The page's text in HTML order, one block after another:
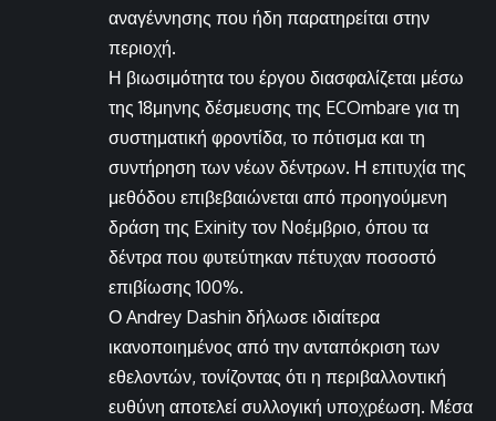
αναγέννησης που ήδη παρατηρείται στην
περιοχή.
Η βιωσιμότητα του έργου διασφαλίζεται μέσω
της 18μηνης δέσμευσης της ECOmbare για τη
συστηματική φροντίδα, το πότισμα και τη
συντήρηση των νέων δέντρων. Η επιτυχία της
μεθόδου επιβεβαιώνεται από προηγούμενη
δράση της Exinity τον Νοέμβριο, όπου τα
δέντρα που φυτεύτηκαν πέτυχαν ποσοστό
επιβίωσης 100%.
Ο Andrey Dashin δήλωσε ιδιαίτερα
ικανοποιημένος από την ανταπόκριση των
εθελοντών, τονίζοντας ότι η περιβαλλοντική
ευθύνη αποτελεί συλλογική υποχρέωση. Μέσα